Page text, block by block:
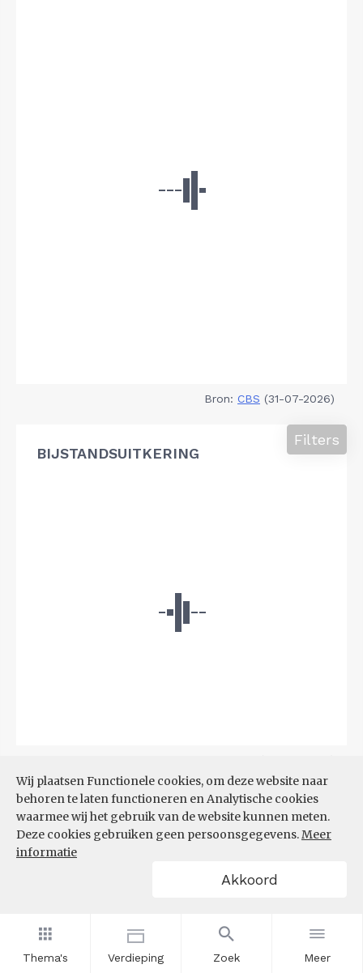
Thema's Verdieping Zoek Meer
Wij plaatsen Functionele cookies, om deze website naar
behoren te laten functioneren en Analytische cookies
waarmee wij het gebruik van de website kunnen meten.
Deze cookies gebruiken geen persoonsgegevens.Meer
informatie
Akkoord
Bron: CBS (31-07-2026)
BIJSTANDSUITKERING
Filters
BIJSTANDSUITKERING PER
1.000 INWONERS
Filters